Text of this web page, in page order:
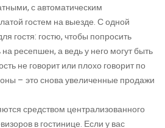
с автоматическим
гостем на выезде. С одной
гостя: гостю, чтобы попросить
ресепшен, а ведь у него могут быть
не говорит или плохо говорит по
– это снова увеличенные продажи
средством централизованного
в гостинице. Если у вас